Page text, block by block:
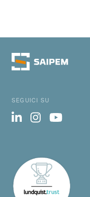
SEGUICI SU